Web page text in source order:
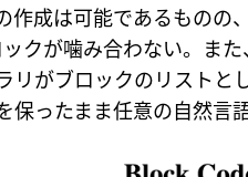
作成は可能であるものの
クが噛み合わない。ま
リがブロックのリストと
保ったまま任意の自然言